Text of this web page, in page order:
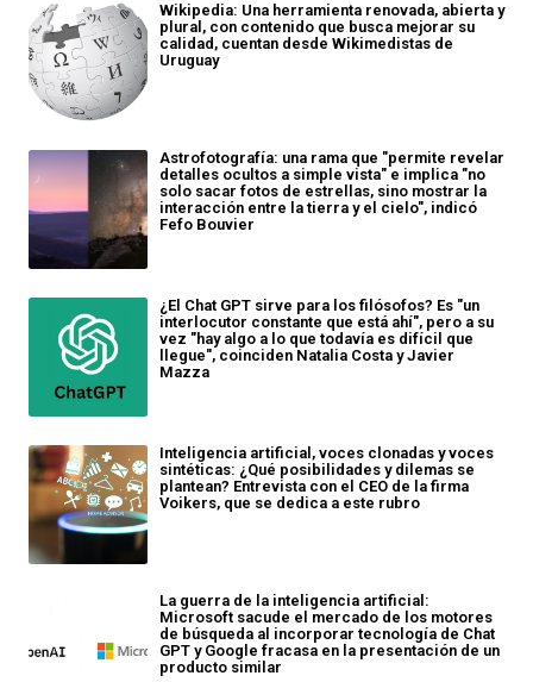
Wikipedia: Una herramienta renovada, abierta y
plural, con contenido que busca mejorar su
calidad, cuentan desde Wikimedistas de
Uruguay
Astrofotografía: una rama que "permite revelar
detalles ocultos a simple vista" e implica "no
solo sacar fotos de estrellas, sino mostrar la
interacción entre la tierra y el cielo", indicó
Fefo Bouvier
¿El Chat GPT sirve para los filósofos? Es "un
interlocutor constante que está ahí", pero a su
vez "hay algo a lo que todavía es difícil que
llegue", coinciden Natalia Costa y Javier
Mazza
Inteligencia artificial, voces clonadas y voces
sintéticas: ¿Qué posibilidades y dilemas se
plantean? Entrevista con el CEO de la firma
Voikers, que se dedica a este rubro
La guerra de la inteligencia artificial:
Microsoft sacude el mercado de los motores
de búsqueda al incorporar tecnología de Chat
GPT y Google fracasa en la presentación de un
producto similar